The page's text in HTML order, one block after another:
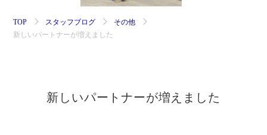
TOP スタッフブログ
その他
新しいパートナーが増えました
新しいパートナーが増えました
採用情報
お問い合わせ